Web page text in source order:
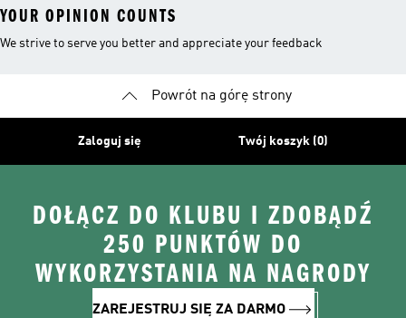
YOUR OPINION COUNTS
We strive to serve you better and appreciate your feedback
Powrót na górę strony
Zaloguj się Twój koszyk (0)
DOŁĄCZ DO KLUBU I ZDOBĄDŹ
250 PUNKTÓW DO
WYKORZYSTANIA NA NAGRODY
ZAREJESTRUJ SIĘ ZA DARMO